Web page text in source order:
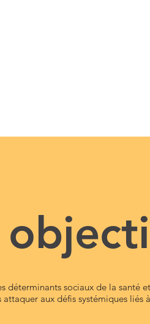
déterminants sociaux de la santé
aux défis systémiques liés